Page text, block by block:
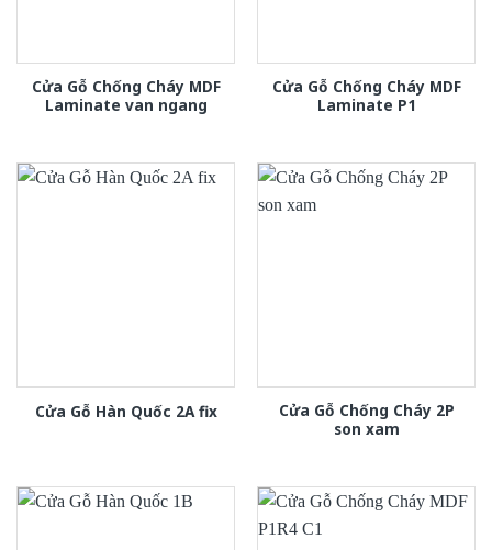
Cửa Gỗ Chống Cháy MDF
Laminate van ngang
Cửa Gỗ Chống Cháy MDF
Laminate P1
Cửa Gỗ Hàn Quốc 2A fix
Cửa Gỗ Chống Cháy 2P
son xam